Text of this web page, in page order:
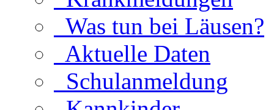
Was tun bei Läusen?
Aktuelle Daten
Schulanmeldung